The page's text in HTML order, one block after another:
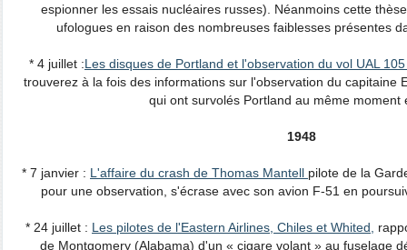
espionner les essais nucléaires russes). Néanmoins cette
ufologues en raison des nombreuses faiblesses présentes
* 4 juillet :Les disques de Portland et l'observation du vol UAL
trouverez à la fois des informations sur l'observation du capitaine
qui ont survolés Portland au même moment
1948
* 7 janvier : L'affaire du crash de Thomas Mantell pilote de la
pour une observation, s'écrase avec son avion F-51 en
* 24 juillet : Les pilotes de l'Eastern Airlines, Chiles et Whited
de Montgomery (Alabama) d'un « cigare volant » au fuselage